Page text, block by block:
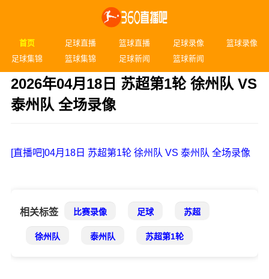
首页 足球直播 篮球直播 足球录像
篮球录像
足球集锦
篮球集锦 足球新闻 篮球新闻
2026年04月18日 苏超第1轮 徐州队 VS
泰州队 全场录像
[直播吧]04月18日 苏超第1轮 徐州队 VS 泰州队 全场录像
相关标签 比赛录像 足球 苏超
徐州队 泰州队 苏超第1轮